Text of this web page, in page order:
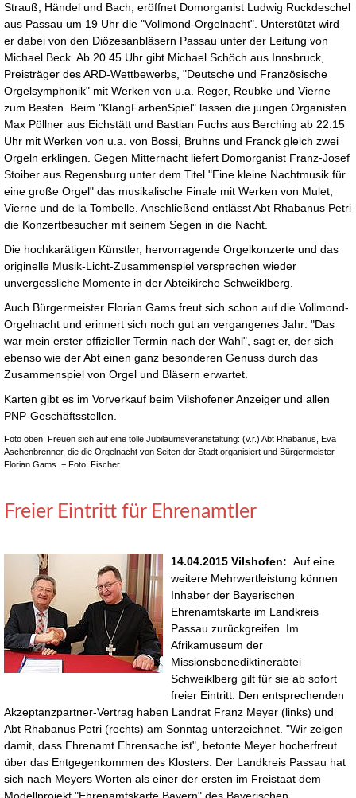
Strauß, Händel und Bach, eröffnet Domorganist Ludwig Ruckdeschel
aus Passau um 19 Uhr die "Vollmond-Orgelnacht". Unterstützt wird
er dabei von den Diözesanbläsern Passau unter der Leitung von
Michael Beck. Ab 20.45 Uhr gibt Michael Schöch aus Innsbruck,
Preisträger des ARD-Wettbewerbs, "Deutsche und Französische
Orgelsymphonik" mit Werken von u.a. Reger, Reubke und Vierne
zum Besten. Beim "KlangFarbenSpiel" lassen die jungen Organisten
Max Pöllner aus Eichstätt und Bastian Fuchs aus Berching ab 22.15
Uhr mit Werken von u.a. von Bossi, Bruhns und Franck gleich zwei
Orgeln erklingen. Gegen Mitternacht liefert Domorganist Franz-Josef
Stoiber aus Regensburg unter dem Titel "Eine kleine Nachtmusik für
eine große Orgel" das musikalische Finale mit Werken von Mulet,
Vierne und de la Tombelle. Anschließend entlässt Abt Rhabanus Petri
die Konzertbesucher mit seinem Segen in die Nacht.
Die hochkarätigen Künstler, hervorragende Orgelkonzerte und das
originelle Musik-Licht-Zusammenspiel versprechen wieder
unvergessliche Momente in der Abteikirche Schweiklberg.
Auch Bürgermeister Florian Gams freut sich schon auf die Vollmond-
Orgelnacht und erinnert sich noch gut an vergangenes Jahr: "Das
war mein erster offizieller Termin nach der Wahl", sagt er, der sich
ebenso wie der Abt einen ganz besonderen Genuss durch das
Zusammenspiel von Orgel und Bläsern erwartet.
Karten gibt es im Vorverkauf beim Vilshofener Anzeiger und allen
PNP-Geschäftsstellen.
Foto oben: Freuen sich auf eine tolle Jubiläumsveranstaltung: (v.r.) Abt Rhabanus, Eva
Aschenbrenner, die die Orgelnacht von Seiten der Stadt organisiert und Bürgermeister
Florian Gams. − Foto: Fischer
Freier Eintritt für Ehrenamtler
14.04.2015 Vilshofen: Auf eine
weitere Mehrwertleistung können
Inhaber der Bayerischen
Ehrenamtskarte im Landkreis
Passau zurückgreifen. Im
Afrikamuseum der
Missionsbenediktinerabtei
Schweiklberg gilt für sie ab sofort
freier Eintritt. Den entsprechenden
Akzeptanzpartner-Vertrag haben Landrat Franz Meyer (links) und
Abt Rhabanus Petri (rechts) am Sonntag unterzeichnet. "Wir zeigen
damit, dass Ehrenamt Ehrensache ist", betonte Meyer hocherfreut
über das Entgegenkommen des Klosters. Der Landkreis Passau hat
sich nach Meyers Worten als einer der ersten im Freistaat dem